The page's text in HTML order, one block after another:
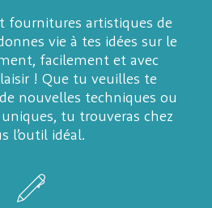
fournitures artistiques de
vie à tes idées sur le
facilement et avec
! Que tu veuilles te
nouvelles techniques ou
tu trouveras chez
l’outil idéal.